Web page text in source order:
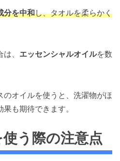
分を中和し、タオルを柔らかく
、 エッセンシャルオイルを数
オイルを使うと、洗濯物がほ
も期待できます。
う際の注意点